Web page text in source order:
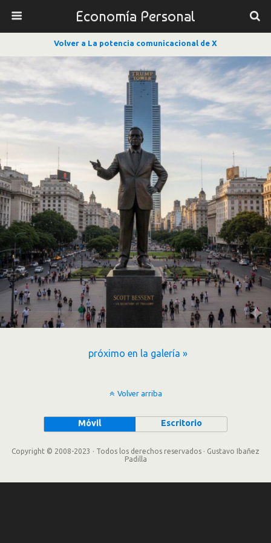
Economía Personal
Volver a La potencia comunicacional de X
próximo en la galería »
Volver arriba
Móvil Escritorio
Copyright © 2008-2023 · Todos los derechos reservados · Gustavo Ibañez
Padilla